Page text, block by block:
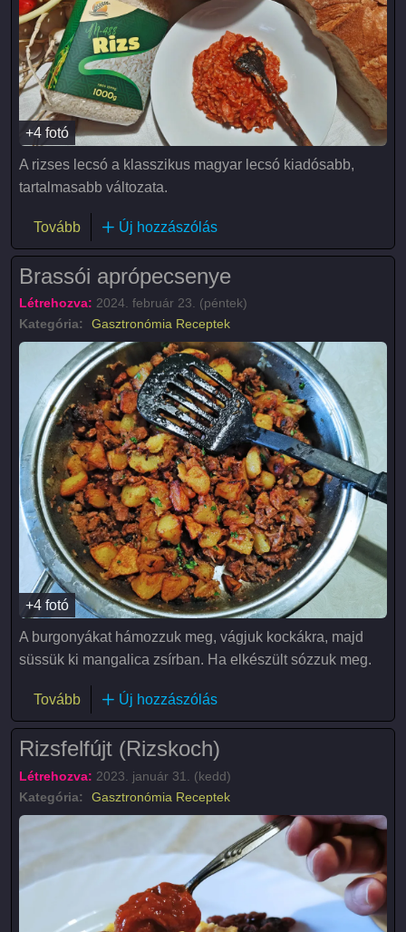
+4 fotó
A rizses lecsó a klasszikus magyar lecsó kiadósabb,
tartalmasabb változata.
Tovább(Rizses lecsó lecsókolbásszal)
Új hozzászólás
Brassói aprópecsenye
Létrehozva: 2024. február 23. (péntek)
Kategória:
Gasztronómia Receptek
+4 fotó
A burgonyákat hámozzuk meg, vágjuk kockákra, majd
süssük ki mangalica zsírban. Ha elkészült sózzuk meg.
Tovább(Brassói aprópecsenye)
Új hozzászólás
Rizsfelfújt (Rizskoch)
Létrehozva: 2023. január 31. (kedd)
Kategória:
Gasztronómia Receptek